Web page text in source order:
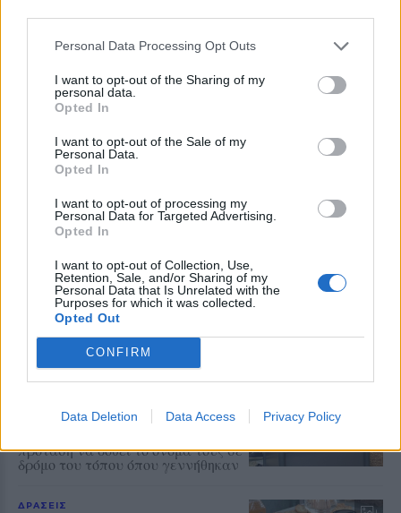
Personal Data Processing Opt Outs
I want to opt-out of the Sharing of my
personal data.
Opted In
I want to opt-out of the Sale of my
Personal Data.
Opted In
I want to opt-out of processing my
Personal Data for Targeted Advertising.
Opted In
I want to opt-out of Collection, Use,
Retention, Sale, and/or Sharing of my
Personal Data that Is Unrelated with the
Purposes for which it was collected.
Opted Out
CONFIRM
Data Deletion Data Access Privacy Policy
από πηγές σε κορυφές
Κοινότητα είναι αξία».
Δείτε περισσότερα άρθρα μας στα αποτελέσματα
Add stonisi.gr on Google ↗
ΣΤΗΝ ΙΔΙΑ ΚΑΤΗΓΟΡΙΑ
ΔΡΑΣΕΙΣ
Η Έλλη και ο Φρίξος
Πρωτογερέλλη στους δρόμους
της μνήμης
Η Θερμή τίμησε τους δύο
αγωνιστές της Εθνικής
πρόταση να δοθεί το όνομά τους σε
δρόμο του τόπου όπου γεννήθηκαν
ΔΡΑΣΕΙΣ